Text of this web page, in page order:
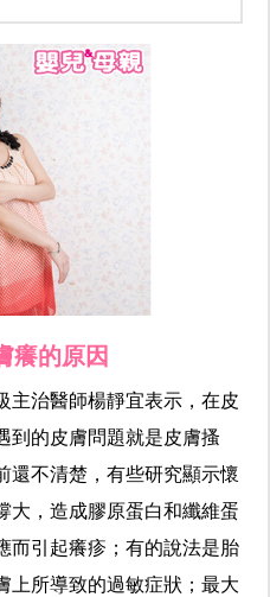
癢的原因
主治醫師楊靜宜表示，在皮
到的皮膚問題就是皮膚搔
還不清楚，有些研究顯示懷
大，造成膠原蛋白和纖維蛋
而引起癢疹；有的說法是胎
上所導致的過敏症狀；最大